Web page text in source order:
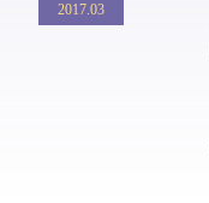
2017.03